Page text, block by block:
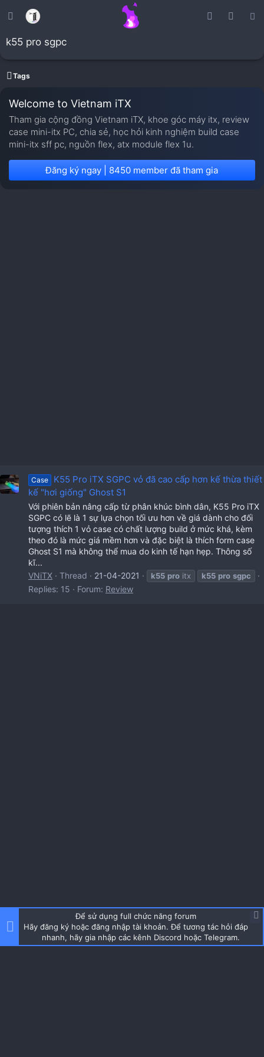
k55 pro sgpc
Tags
Welcome to Vietnam iTX
Tham gia cộng đồng Vietnam iTX, khoe góc máy itx, review
case mini-itx PC, chia sẻ, học hỏi kinh nghiệm build case
mini-itx sff pc, nguồn flex, atx module flex 1u.
Đăng ký ngay | 8450 member đã tham gia
Case
K55 Pro iTX SGPC vỏ đã cao cấp hơn kế thừa thiết
kế "hơi giống" Ghost S1
Với phiên bản nâng cấp từ phân khúc bình dân, K55 Pro iTX
SGPC có lẽ là 1 sự lựa chọn tối ưu hơn về giá dành cho đối
tượng thích 1 vỏ case có chất lượng build ở mức khá, kèm
theo đó là mức giá mềm hơn và đặc biệt là thích form case
Ghost S1 mà không thể mua do kinh tế hạn hẹp. Thông số
kĩ...
VNiTX
Thread 21-04-2021 k55 pro itx k55 pro sgpc
Replies: 15 Forum: Review
Để sử dụng full chức năng forum
Hãy đăng ký hoặc đăng nhập tài khoản. Để tương tác hỏi đáp
nhanh, hãy gia nhập các kênh Discord hoặc Telegram.